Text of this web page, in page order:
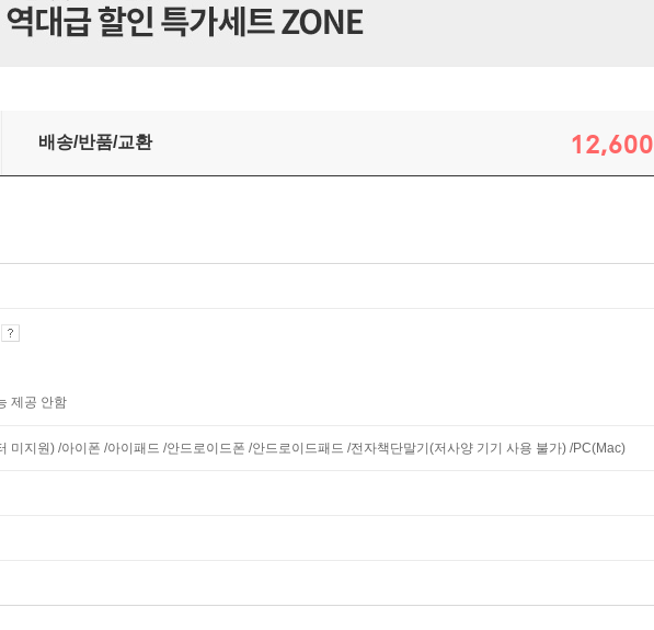
배송/반품/교환 12,600
제공 안함
미지원) /아이폰 /아이패드 /안드로이드폰 /안드로이드패드 /전자책단말기(저사양 기기 사용 불가) /PC(Mac)